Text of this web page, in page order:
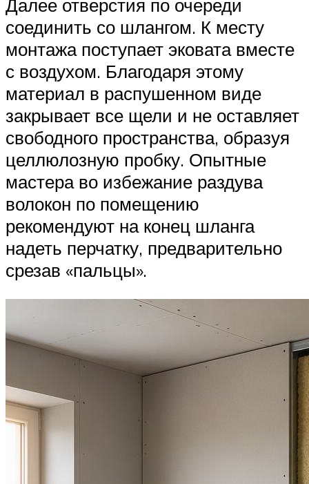
Далее отверстия по очереди
соединить со шлангом. К месту
монтажа поступает эковата вместе
с воздухом. Благодаря этому
материал в распушенном виде
закрывает все щели и не оставляет
свободного пространства, образуя
целлюлозную пробку. Опытные
мастера во избежание раздува
волокон по помещению
рекомендуют на конец шланга
надеть перчатку, предварительно
срезав «пальцы».